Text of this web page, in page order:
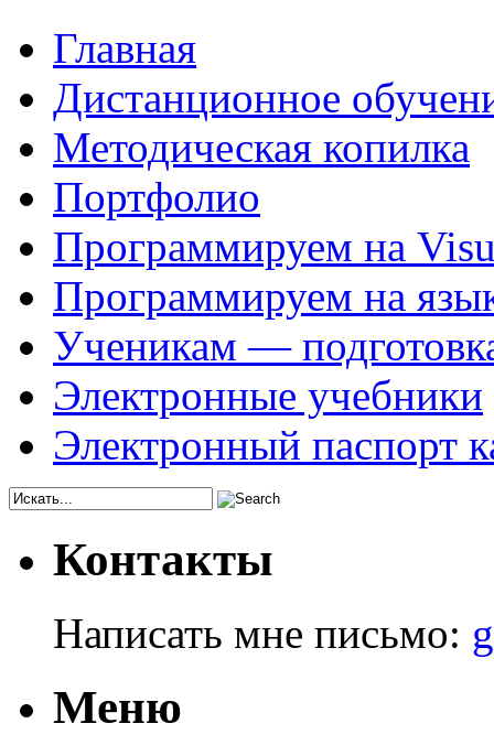
Главная
Дистанционное
Методическая копилка
Портфолио
Программируем на
Программируем на
Ученикам —
Электронные учебники
Электронный паспорт
Контакты
Написать мне письмо:
Меню